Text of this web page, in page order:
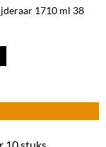
1710 ml 38